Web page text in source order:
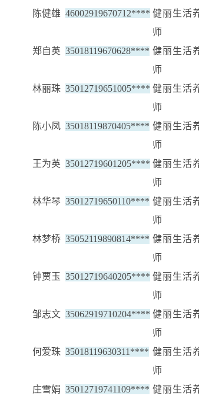
陈健雄 46002919670712**** 健丽生活
师
郑自英 35018119670628**** 健丽生活
师
林丽珠 35012719651005**** 健丽生活
师
陈小凤 35018119870405**** 健丽生活
师
王为英 35012719601205**** 健丽生活
师
林华琴 35012719650110**** 健丽生活
师
林梦桥 35052119890814**** 健丽生活
师
钟贾玉 35012719640205**** 健丽生活
师
邹志文 35062919710204**** 健丽生活
师
何爱珠 35018119630311**** 健丽生活
师
庄雪娟 35012719741109**** 健丽生活